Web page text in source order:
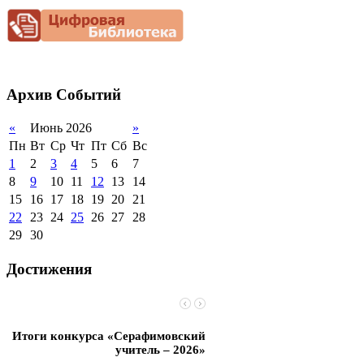
Снижение
документационной
нагрузки
Архив Событий
« Июнь 2026
»
Пн Вт Ср Чт Пт Сб Вс
1
2 3 4 5 6
7
8
9 10 11 12 13
14
15
16 17 18 19 20 21
22 23 24 25 26 27 28
29 30
Достижения
Итоги конкурса «Серафимовский
учитель – 2026»